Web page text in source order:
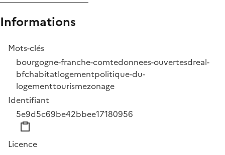
Informations
Mots-clés
bourgogne-franche-comtedonnees-ouvertesdreal-
bfchabitatlogementpolitique-du-
logementtourismezonage
Identifiant
5e9d5c69be42bbee17180956
Licence